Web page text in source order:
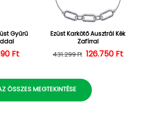
Gyűrű
ár ár
Ft
Ezüst Karkötő Ausztrál Kék
Zafírral
Normál ár
431.299 Ft 126.750 Ft
ÖSSZES MEGTEKINTÉSE